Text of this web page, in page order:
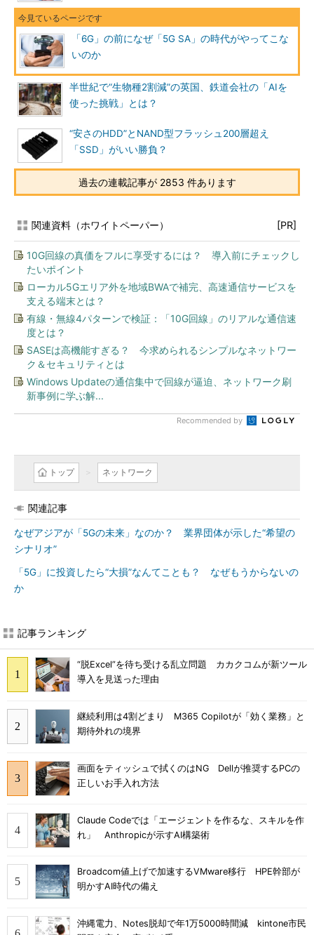
「6G」の前になぜ「5G SA」の時代がやってこな
いのか
半世紀で“生物種2割減”の英国、鉄道会社の「AIを
使った挑戦」とは？
“安さのHDD”とNAND型フラッシュ200層超え
「SSD」がいい勝負？
過去の連載記事が 2853 件あります
関連資料（ホワイトペーパー） [PR]
10G回線の真価をフルに享受するには？ 導入前にチェックし
たいポイント
ローカル5Gエリア外を地域BWAで補完、高速通信サービスを
支える端末とは？
有線・無線4パターンで検証：「10G回線」のリアルな通信速
度とは？
SASEは高機能すぎる？ 今求められるシンプルなネットワー
ク＆セキュリティとは
Windows Updateの通信集中で回線が逼迫、ネットワーク刷
新事例に学ぶ解...
Recommended by
トップ ネットワーク
関連記事
なぜアジアが「5Gの未来」なのか？ 業界団体が示した“希望の
シナリオ”
「5G」に投資したら“大損”なんてことも？ なぜもうからないの
か
記事ランキング
“脱Excel”を待ち受ける乱立問題 カカクコムが新ツール
導入を見送った理由
継続利用は4割どまり M365 Copilotが「効く業務」と
期待外れの境界
画面をティッシュで拭くのはNG Dellが推奨するPCの
正しいお手入れ方法
Claude Codeでは「エージェントを作るな、スキルを作
れ」 Anthropicが示すAI構築術
Broadcom値上げで加速するVMware移行 HPE幹部が
明かすAI時代の備え
沖縄電力、Notes脱却で年1万5000時間減 kintone市民